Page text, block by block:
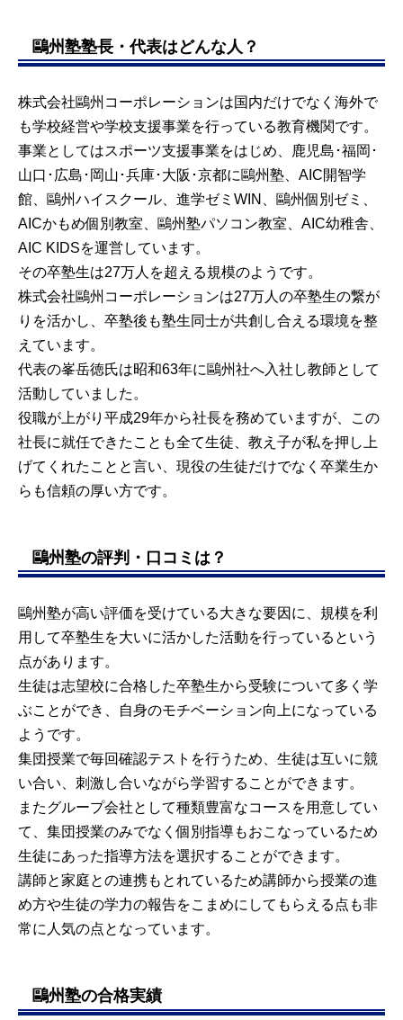
鷗州塾塾長・代表はどんな人？
株式会社鷗州コーポレーションは国内だけでなく海外で
も学校経営や学校支援事業を行っている教育機関です。
事業としてはスポーツ支援事業をはじめ、鹿児島･福岡･
山口･広島･岡山･兵庫･大阪･京都に鷗州塾、AIC開智学
館、鷗州ハイスクール、進学ゼミWIN、鷗州個別ゼミ、
AICかもめ個別教室、鷗州塾パソコン教室、AIC幼稚舎、
AIC KIDSを運営しています。
その卒塾生は27万人を超える規模のようです。
株式会社鷗州コーポレーションは27万人の卒塾生の繋が
りを活かし、卒塾後も塾生同士が共創し合える環境を整
えています。
代表の峯岳徳氏は昭和63年に鷗州社へ入社し教師として
活動していました。
役職が上がり平成29年から社長を務めていますが、この
社長に就任できたことも全て生徒、教え子が私を押し上
げてくれたことと言い、現役の生徒だけでなく卒業生か
らも信頼の厚い方です。
鷗州塾の評判・口コミは？
鷗州塾が高い評価を受けている大きな要因に、規模を利
用して卒塾生を大いに活かした活動を行っているという
点があります。
生徒は志望校に合格した卒塾生から受験について多く学
ぶことができ、自身のモチベーション向上になっている
ようです。
集団授業で毎回確認テストを行うため、生徒は互いに競
い合い、刺激し合いながら学習することができます。
またグループ会社として種類豊富なコースを用意してい
て、集団授業のみでなく個別指導もおこなっているため
生徒にあった指導方法を選択することができます。
講師と家庭との連携もとれているため講師から授業の進
め方や生徒の学力の報告をこまめにしてもらえる点も非
常に人気の点となっています。
鷗州塾の合格実績